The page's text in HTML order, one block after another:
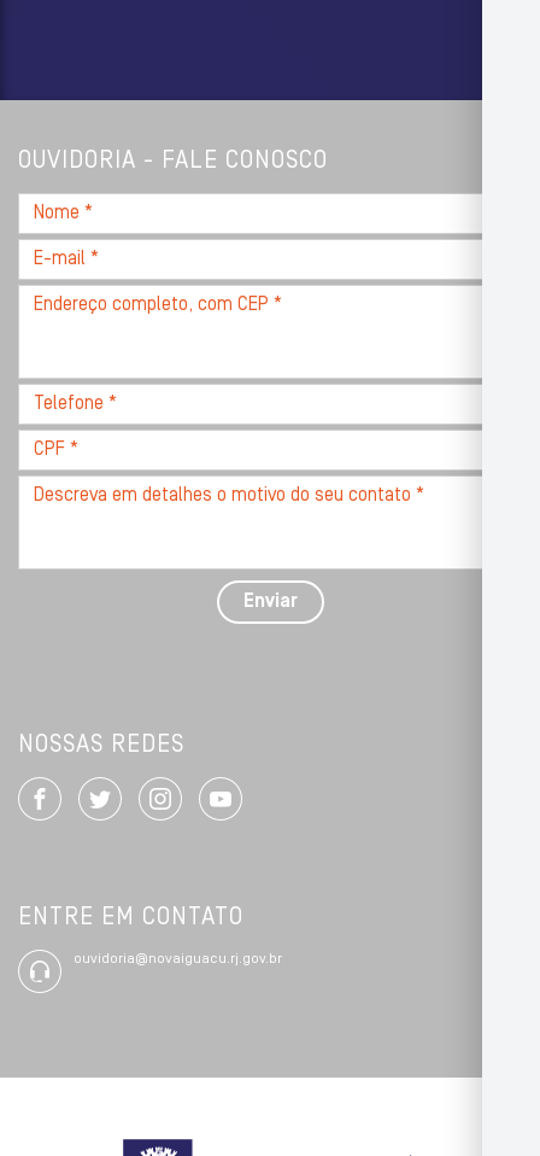
OUVIDORIA - FALE CONOSCO
Nome
*
E-
mail
Endereço
CEP
Telefone
*
CPF
*
Descreva
com
Enviar
NOSSAS REDES
ENTRE EM CONTATO
ouvidoria@novaiguacu.rj.gov.br